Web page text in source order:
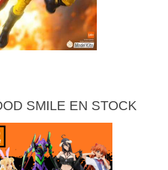
SMILE EN STOCK